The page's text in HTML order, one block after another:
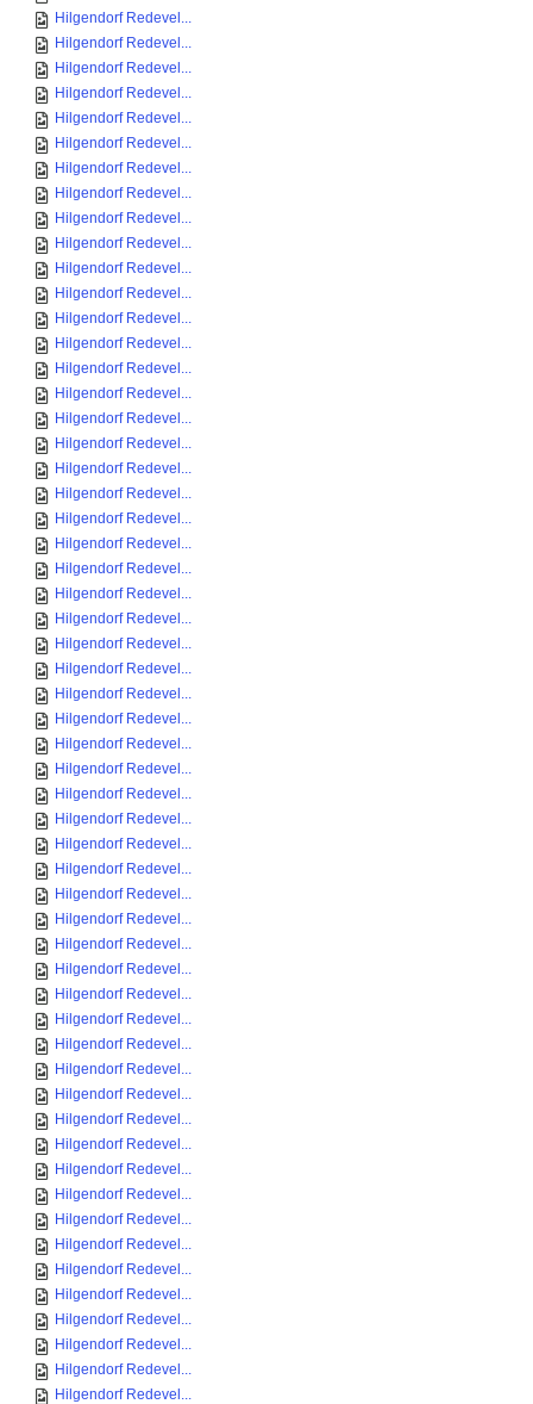
Hilgendorf Redevel...
Hilgendorf Redevel...
Hilgendorf Redevel...
Hilgendorf Redevel...
Hilgendorf Redevel...
Hilgendorf Redevel...
Hilgendorf Redevel...
Hilgendorf Redevel...
Hilgendorf Redevel...
Hilgendorf Redevel...
Hilgendorf Redevel...
Hilgendorf Redevel...
Hilgendorf Redevel...
Hilgendorf Redevel...
Hilgendorf Redevel...
Hilgendorf Redevel...
Hilgendorf Redevel...
Hilgendorf Redevel...
Hilgendorf Redevel...
Hilgendorf Redevel...
Hilgendorf Redevel...
Hilgendorf Redevel...
Hilgendorf Redevel...
Hilgendorf Redevel...
Hilgendorf Redevel...
Hilgendorf Redevel...
Hilgendorf Redevel...
Hilgendorf Redevel...
Hilgendorf Redevel...
Hilgendorf Redevel...
Hilgendorf Redevel...
Hilgendorf Redevel...
Hilgendorf Redevel...
Hilgendorf Redevel...
Hilgendorf Redevel...
Hilgendorf Redevel...
Hilgendorf Redevel...
Hilgendorf Redevel...
Hilgendorf Redevel...
Hilgendorf Redevel...
Hilgendorf Redevel...
Hilgendorf Redevel...
Hilgendorf Redevel...
Hilgendorf Redevel...
Hilgendorf Redevel...
Hilgendorf Redevel...
Hilgendorf Redevel...
Hilgendorf Redevel...
Hilgendorf Redevel...
Hilgendorf Redevel...
Hilgendorf Redevel...
Hilgendorf Redevel...
Hilgendorf Redevel...
Hilgendorf Redevel...
Hilgendorf Redevel...
Hilgendorf Redevel...